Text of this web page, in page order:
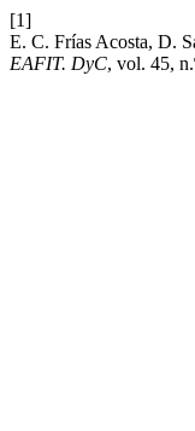
[1]
E. C. Frías Acosta, D.
EAFIT. DyC, vol. 45,